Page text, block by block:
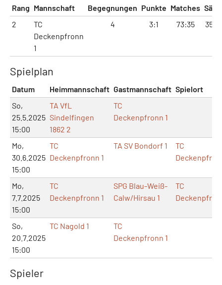
Rang Mannschaft Begegnungen Punkte Matches
2
TC
Deckenpfronn
1
4 3:1 73:35 35:18
Spielplan
Datum Heimmannschaft Gastmannschaft Spielort
So,
25.5.2025
15:00
TA VfL
Sindelfingen
1862 2
TC
Deckenpfronn 1
Mo,
30.6.2025
15:00
TC
Deckenpfronn 1
TA SV Bondorf 1
TC
Mo,
7.7.2025
15:00
TC
Deckenpfronn 1
SPG Blau-Weiß-
Calw/Hirsau 1
TC
So,
20.7.2025
15:00
TC Nagold 1
TC
Deckenpfronn 1
Spieler